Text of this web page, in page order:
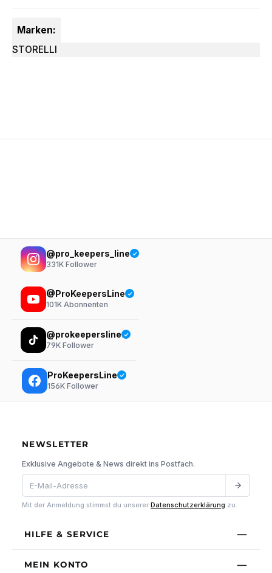
Marken:
STORELLI
@pro_keepers_line
331K Follower
@ProKeepersLine
101K Abonnenten
@prokeepersline
79K Follower
ProKeepersLine
156K Follower
NEWSLETTER
Exklusive Angebote & News direkt ins Postfach.
Mit der Anmeldung stimmst du unserer Datenschutzerklärung zu.
HILFE & SERVICE
MEIN KONTO